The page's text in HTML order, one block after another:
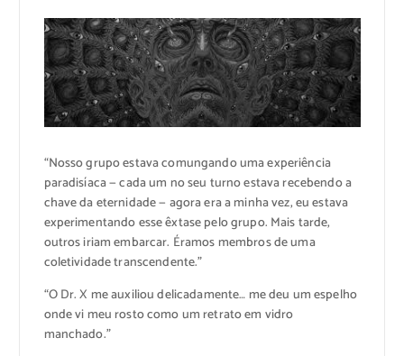
“Nosso grupo estava comungando uma experiência
paradisíaca — cada um no seu turno estava recebendo a
chave da eternidade — agora era a minha vez, eu estava
experimentando esse êxtase pelo grupo. Mais tarde,
outros iriam embarcar. Éramos membros de uma
coletividade transcendente.”
“O Dr. X me auxiliou delicadamente… me deu um espelho
onde vi meu rosto como um retrato em vidro
manchado.”